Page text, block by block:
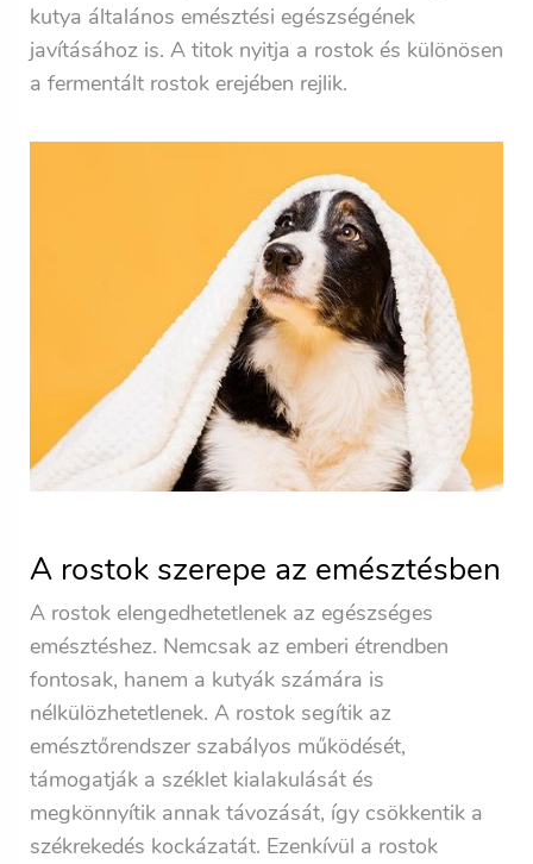
kutya általános emésztési egészségének
javításához is. A titok nyitja a rostok és különösen
a fermentált rostok erejében rejlik.
A rostok szerepe az emésztésben
A rostok elengedhetetlenek az egészséges
emésztéshez. Nemcsak az emberi étrendben
fontosak, hanem a kutyák számára is
nélkülözhetetlenek. A rostok segítik az
emésztőrendszer szabályos működését,
támogatják a széklet kialakulását és
megkönnyítik annak távozását, így csökkentik a
székrekedés kockázatát. Ezenkívül a rostok